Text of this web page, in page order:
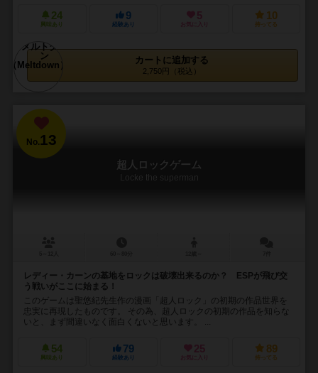
24
興味あり
9
経験あり
5
お気に入り
10
持ってる
カートに追加する
2,750円（税込）
No.13
超人ロックゲーム
Locke the superman
レディー・カーンの基地をロックは破壊出来るのか？ ESPが飛び交
う戦いがここに始まる！
このゲームは聖悠紀先生作の漫画「超人ロック」の初期の作品世界を
忠実に再現したものです。 その為、超人ロックの初期の作品を知らな
いと、まず間違いなく面白くないと思います。 ...
54
興味あり
79
経験あり
25
お気に入り
89
持ってる